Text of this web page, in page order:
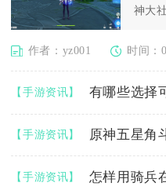
神大
作者：yz001 时间：
【手游资讯】
【手游资讯】
【手游资讯】